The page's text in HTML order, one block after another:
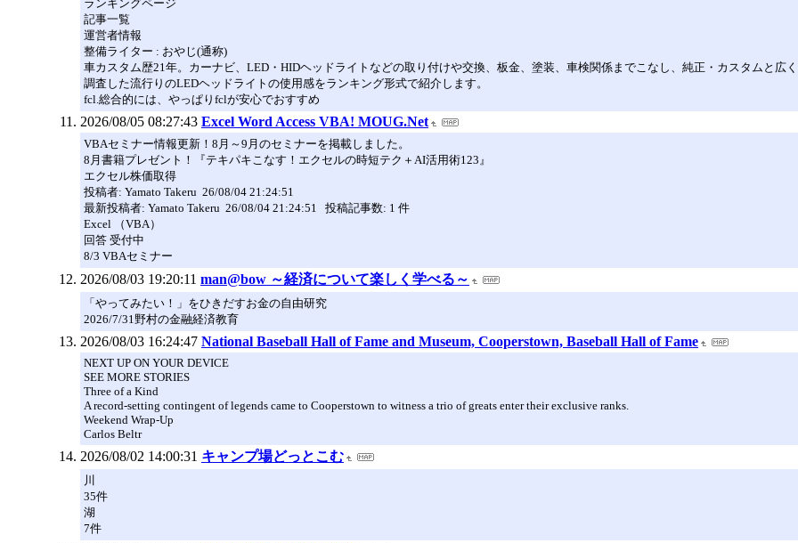
ランキングページ
記事一覧
運営者情報
整備ライター : おやじ(通称)
車カスタム歴21年。カーナビ、LED・HIDヘッドライトなどの取り付けや交換、板金、塗装、車検関係までこなし、純正・カスタムと広
調査した流行りのLEDヘッドライトの使用感をランキング形式で紹介します。
fcl.総合的には、やっぱりfclが安心でおすすめ
2026/08/05 08:27:43 Excel Word Access VBA! MOUG.Net
VBAセミナー情報更新！8月～9月のセミナーを掲載しました。
8月書籍プレゼント！『テキパキこなす！エクセルの時短テク＋AI活用術123』
エクセル株価取得
投稿者: Yamato Takeru 26/08/04 21:24:51
最新投稿者: Yamato Takeru 26/08/04 21:24:51 投稿記事数: 1 件
Excel （VBA）
回答 受付中
8/3 VBAセミナー
2026/08/03 19:20:11 man@bow ～経済について楽しく学べる～
「やってみたい！」をひきだすお金の自由研究
2026/7/31野村の金融経済教育
2026/08/03 16:24:47 National Baseball Hall of Fame and Museum, Cooperstown, Baseball Hall of Fame
NEXT UP ON YOUR DEVICE
SEE MORE STORIES
Three of a Kind
A record-setting contingent of legends came to Cooperstown to witness a trio of greats enter their exclusive ranks.
Weekend Wrap-Up
Carlos Beltr
2026/08/02 14:00:31 キャンプ場どっとこむ
川
35件
湖
7件